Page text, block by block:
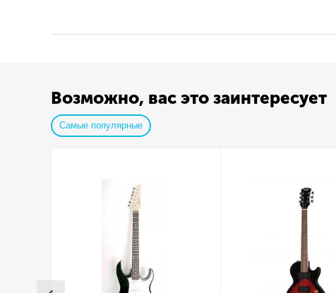
Возможно, вас это заинтересует
Самые популярные